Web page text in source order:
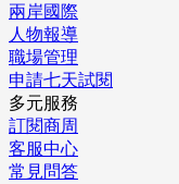
兩岸國際
人物報導
職場管理
申請七天試閱
多元服務
訂閱商周
客服中心
常見問答